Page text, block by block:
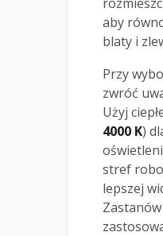
aby
blaty i
Przy
zwróć
Użyj
4000 K)
stref
lepszej